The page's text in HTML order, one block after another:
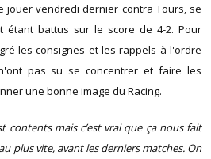
jouer vendredi dernier contra Tours, se
étant battus sur le score de 4-2. Pour
les consignes et les rappels à l'ordre
pas su se concentrer et faire les
une bonne image du Racing.
contents mais c’est vrai que ça nous fait
plus vite, avant les derniers matches. On